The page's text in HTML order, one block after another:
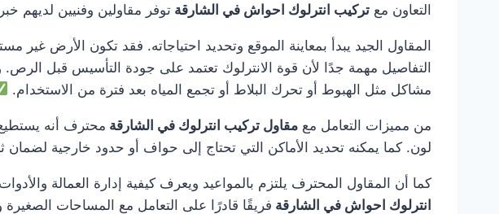
التعاون مع تركيب انترلوك احواش في الشارقة توفر مقاولين وفنيين لديهم
المقاول الجيد يبدأ بمعاينة الموقع وتحديد احتياجاته. فقد تكون الأرض
التفاصيل مهمة جدًا لأن قوة الانترلوك تعتمد على جودة التأسيس قبل الرص.
مشاكل مثل الهبوط أو تحرك البلاط أو تجمع المياه بعد فترة من الاستخدام.
من مميزات التعامل مع مقاول تركيب انترلوك في الشارقة محترف أنه
لون. كما يمكنه تحديد الأماكن التي تحتاج إلى حواف أو حدود خارجية لضمان
كما أن المقاول المحترف يلتزم بالمواعيد ويعرف كيفية إدارة العمالة
انترلوك احواش في الشارقة فريقًا قادرًا على التعامل مع المساحات الصغيرة